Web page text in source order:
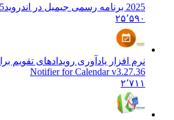
2025
۲۵٬۵۹۰
نرم افزار یادآوری رویدادهای تقویم برای
Notifier for Calendar v3.27.36
۲٬۷۱۱